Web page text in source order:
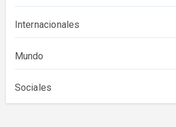
Internacionales
Mundo
Sociales